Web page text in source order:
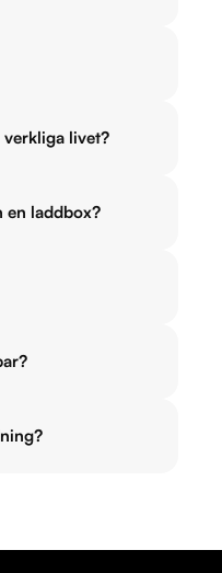
livet?
en laddbox?